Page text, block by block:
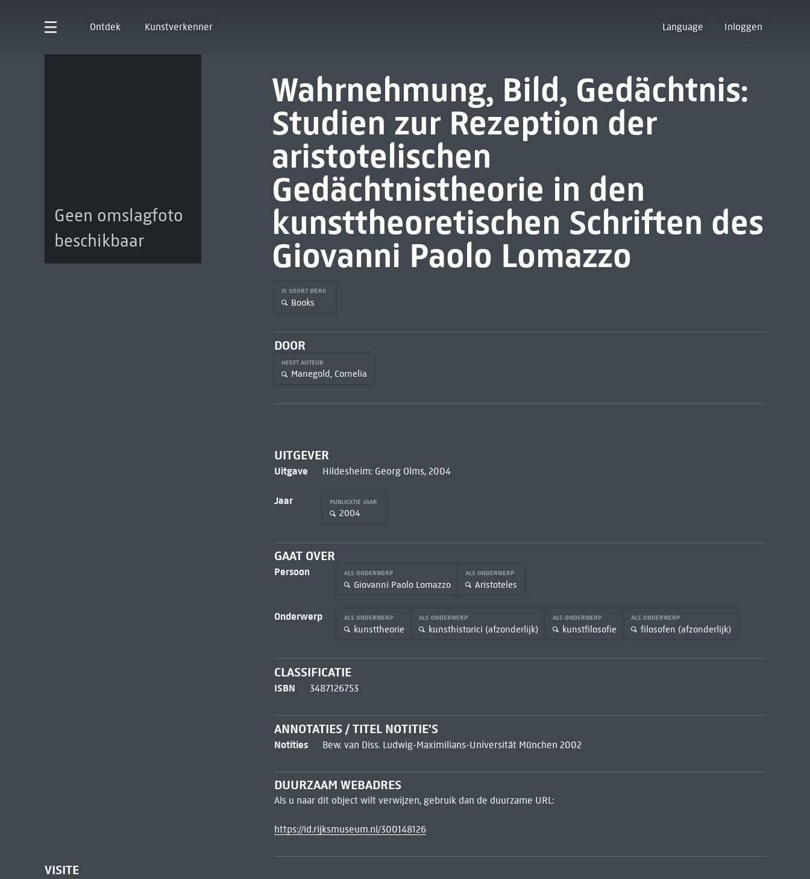
Ontdek Kunstverkenner Language Inloggen
Geen omslagfoto
beschikbaar
Wahrnehmung, Bild, Gedächtnis:
Studien zur Rezeption der
aristotelischen
Gedächtnistheorie in den
kunsttheoretischen Schriften des
Giovanni Paolo Lomazzo
IS SOORT WERK
Books
DOOR
HEEFT AUTEUR
Manegold, Cornelia
UITGEVER
Uitgave Hildesheim: Georg Olms, 2004
Jaar PUBLICATIE JAAR
2004
GAAT OVER
Persoon ALS ONDERWERP
Giovanni Paolo Lomazzo
ALS ONDERWERP
Aristoteles
Onderwerp ALS ONDERWERP
kunsttheorie
ALS ONDERWERP
kunsthistorici (afzonderlijk)
ALS ONDERWERP
kunstfilosofie
ALS ONDERWERP
filosofen (afzonderlijk)
CLASSIFICATIE
ISBN 3487126753
ANNOTATIES / TITEL NOTITIE'S
Notities Bew. van Diss. Ludwig-Maximilians-Universität München 2002
DUURZAAM WEBADRES
Als u naar dit object wilt verwijzen, gebruik dan de duurzame URL:
https://id.rijksmuseum.nl/300148126
VISITE